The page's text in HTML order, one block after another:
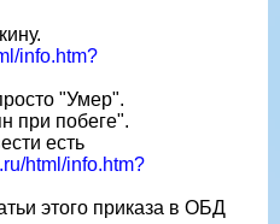
info.htm?
"Умер".
при побеге".
есть
html/info.htm?
этого приказа в ОБД